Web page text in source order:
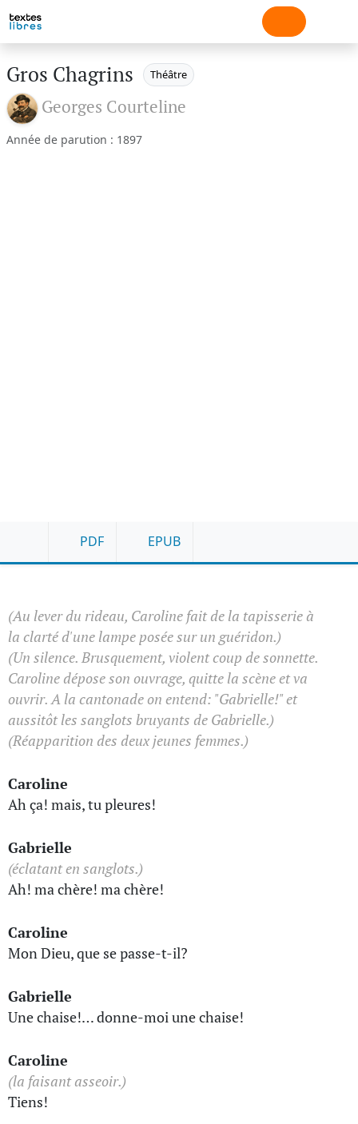
Gros Chagrins Théâtre
Georges Courteline
Année de parution : 1897
PDF EPUB
(Au lever du rideau, Caroline fait de la tapisserie à
la clarté d'une lampe posée sur un guéridon.)
(Un silence. Brusquement, violent coup de sonnette.
Caroline dépose son ouvrage, quitte la scène et va
ouvrir. A la cantonade on entend: "Gabrielle!" et
aussitôt les sanglots bruyants de Gabrielle.)
(Réapparition des deux jeunes femmes.)
Caroline
Ah ça! mais, tu pleures!
Gabrielle
(éclatant en sanglots.)
Ah! ma chère! ma chère!
Caroline
Mon Dieu, que se passe-t-il?
Gabrielle
Une chaise!… donne-moi une chaise!
Caroline
(la faisant asseoir.)
Tiens!